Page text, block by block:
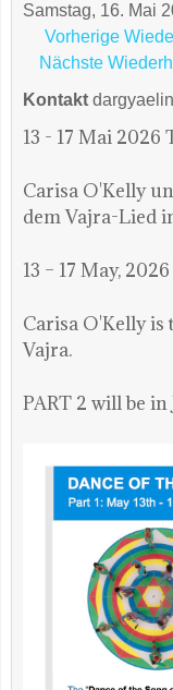
Samstag, 16. Mai
Vorherige
Nächste
Kontakt
13 - 17 Mai 2026
Carisa O'Kelly
dem Vajra-Lied
13 – 17 May,
Carisa O'Kelly is
Vajra.
PART 2 will be in